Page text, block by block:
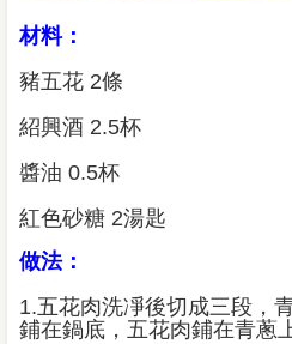
材料：
豬五花 2條
紹興酒 2.5杯
醬油 0.5杯
紅色砂糖 2湯匙
做法：
1.五花肉洗凈後切成三段，
鋪在鍋底，五花肉鋪在青蔥